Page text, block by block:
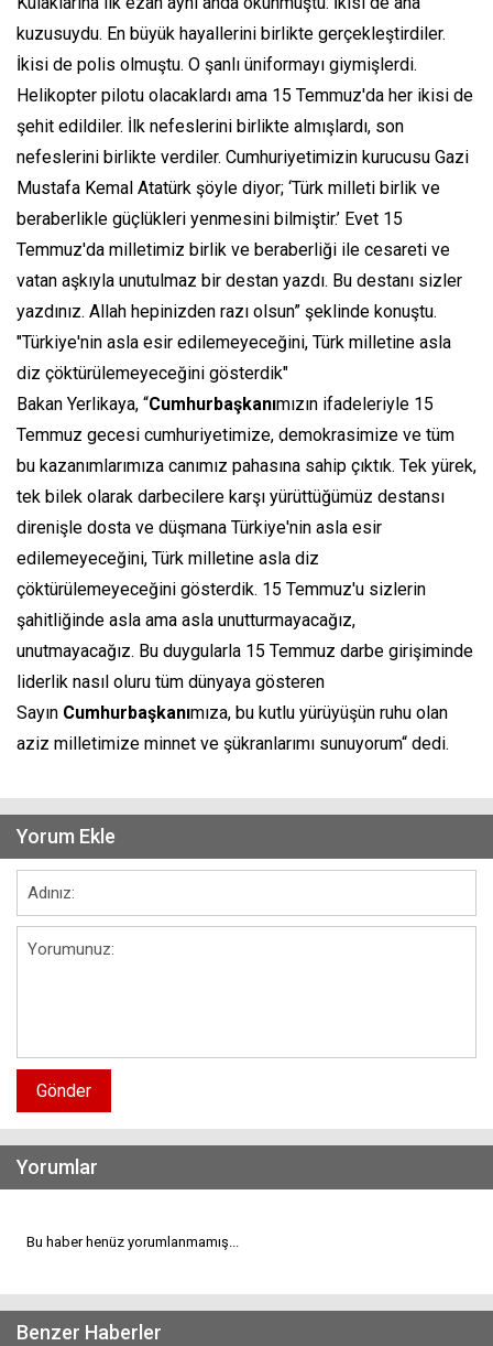
kuzusuydu. En büyük hayallerini birlikte gerçekleştirdiler.
İkisi de polis olmuştu. O şanlı üniformayı giymişlerdi.
Helikopter pilotu olacaklardı ama 15 Temmuz'da her ikisi de
şehit edildiler. İlk nefeslerini birlikte almışlardı, son
nefeslerini birlikte verdiler. Cumhuriyetimizin kurucusu Gazi
Mustafa Kemal Atatürk şöyle diyor; ‘Türk milleti birlik ve
beraberlikle güçlükleri yenmesini bilmiştir.’ Evet 15
Temmuz'da milletimiz birlik ve beraberliği ile cesareti ve
vatan aşkıyla unutulmaz bir destan yazdı. Bu destanı sizler
yazdınız. Allah hepinizden razı olsun” şeklinde konuştu.
"Türkiye'nin asla esir edilemeyeceğini, Türk milletine asla
diz çöktürülemeyeceğini gösterdik"
Bakan Yerlikaya, “Cumhurbaşkanımızın ifadeleriyle 15
Temmuz gecesi cumhuriyetimize, demokrasimize ve tüm
bu kazanımlarımıza canımız pahasına sahip çıktık. Tek yürek,
tek bilek olarak darbecilere karşı yürüttüğümüz destansı
direnişle dosta ve düşmana Türkiye'nin asla esir
edilemeyeceğini, Türk milletine asla diz
çöktürülemeyeceğini gösterdik. 15 Temmuz'u sizlerin
şahitliğinde asla ama asla unutturmayacağız,
unutmayacağız. Bu duygularla 15 Temmuz darbe girişiminde
liderlik nasıl oluru tüm dünyaya gösteren
Sayın Cumhurbaşkanımıza, bu kutlu yürüyüşün ruhu olan
aziz milletimize minnet ve şükranlarımı sunuyorum“ dedi.
Yorum Ekle
Gönder
Yorumlar
Bu haber henüz yorumlanmamış...
Benzer Haberler